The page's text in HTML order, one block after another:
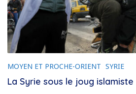
MOYEN ET PROCHE-ORIENT SYRIE
La Syrie sous le joug islamiste